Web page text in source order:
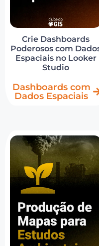
Crie Dashboards
Poderosos com
Espaciais no Looker
Studio
Dashboards com
Dados Espaciais